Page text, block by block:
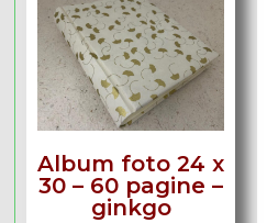
Album foto 24 x
30 – 60 pagine –
ginkgo